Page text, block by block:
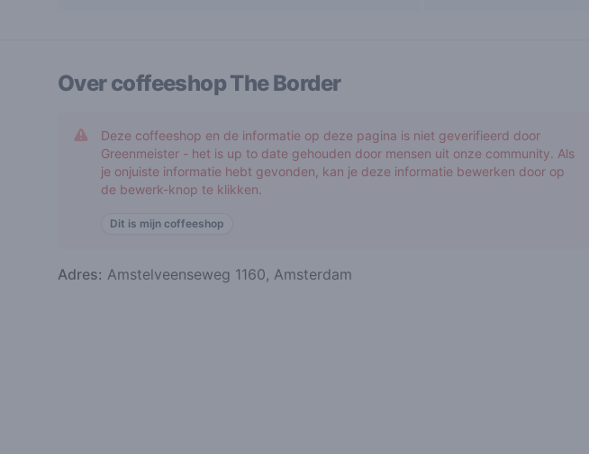
Over coffeeshopThe Border
Deze coffeeshop en de informatie op deze pagina is niet geverifieerd door
Greenmeister - het is up to date gehouden door mensen uit onze community. Als
je onjuiste informatie hebt gevonden, kan je deze informatie bewerken door op
de bewerk-knop te klikken.
Dit is mijn coffeeshop
Adres: Amstelveenseweg 1160, Amsterdam